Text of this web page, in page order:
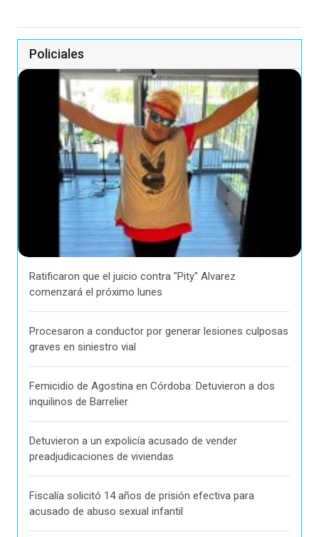
Policiales
Ratificaron que el juicio contra "Pity" Alvarez
comenzará el próximo lunes
Procesaron a conductor por generar lesiones culposas
graves en siniestro vial
Femicidio de Agostina en Córdoba: Detuvieron a dos
inquilinos de Barrelier
Detuvieron a un expolicía acusado de vender
preadjudicaciones de viviendas
Fiscalía solicitó 14 años de prisión efectiva para
acusado de abuso sexual infantil